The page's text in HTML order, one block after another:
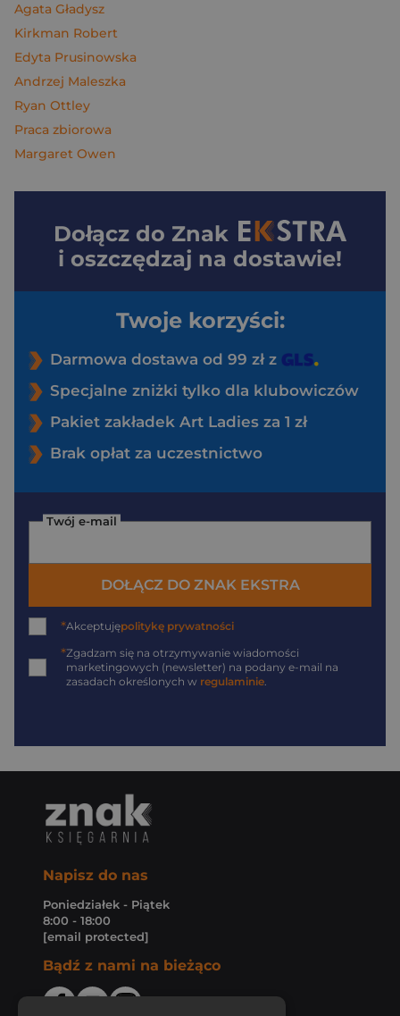
Agata Gładysz
Kirkman Robert
Edyta Prusinowska
Andrzej Maleszka
Ryan Ottley
Praca zbiorowa
Margaret Owen
Dołącz do Znak
i oszczędzaj na dostawie!
Twoje korzyści:
Darmowa dostawa od 99 zł z
Specjalne zniżki tylko dla klubowiczów
Pakiet zakładek Art Ladies za 1 zł
Brak opłat za uczestnictwo
Twój e-mail
DOŁĄCZ DO ZNAK EKSTRA
*Akceptujępolitykę prywatności
*Zgadzam się na otrzymywanie wiadomości
marketingowych (newsletter) na podany e-mail na
zasadach określonych w regulaminie.
Napisz do nas
Poniedziałek - Piątek
8:00 - 18:00
[email protected]
Bądź z nami na bieżąco